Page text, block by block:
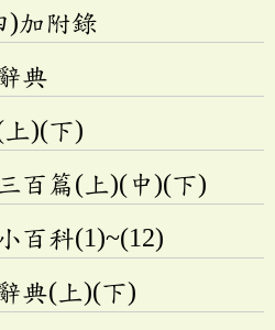
)加附錄
典
)(下)
百篇(上)(中)(下)
百科(1)~(12)
典(上)(下)